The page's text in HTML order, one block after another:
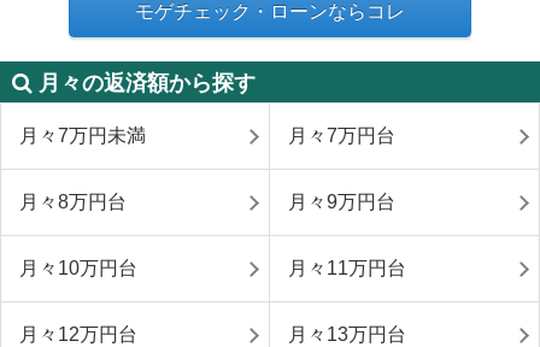
モゲチェック・ローンならコレ
月々の返済額から探す
月々7万円未満 月々7万円台
月々8万円台 月々9万円台
月々10万円台 月々11万円台
月々12万円台 月々13万円台